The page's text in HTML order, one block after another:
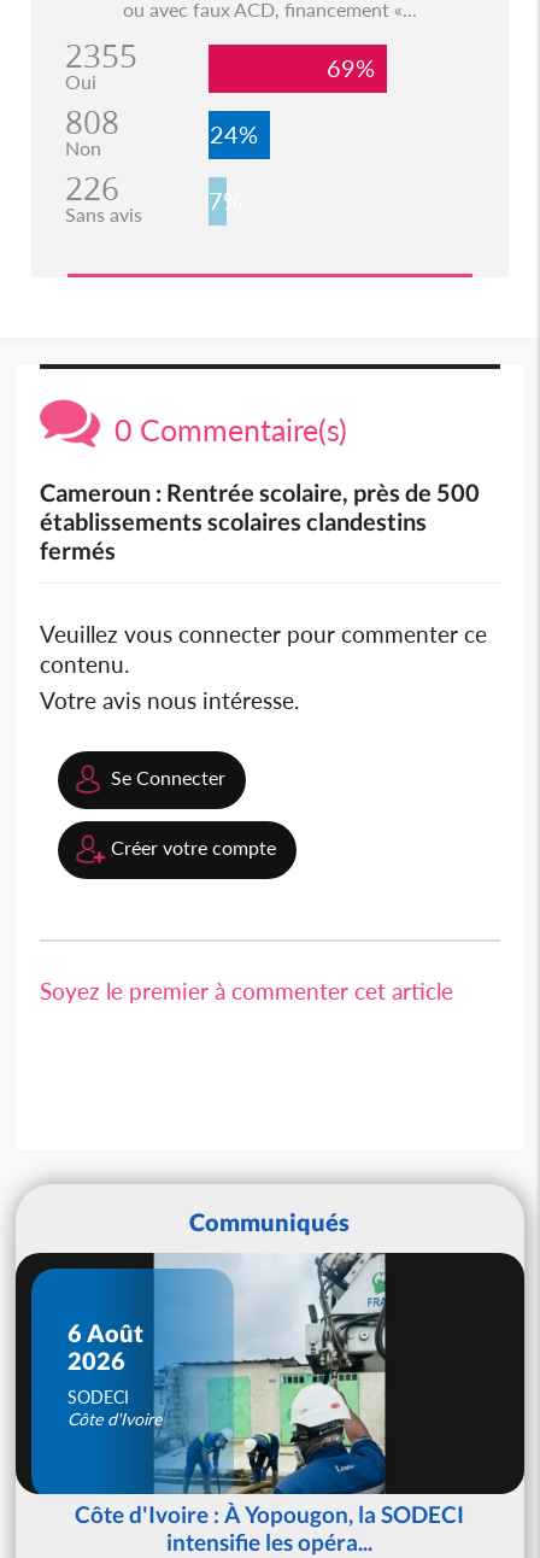
ou avec faux ACD, financement «...
2355
Oui 69%
808
Non 24%
226
Sans avis 7%
0 Commentaire(s)
Cameroun : Rentrée scolaire, près de 500
établissements scolaires clandestins
fermés
Veuillez vous connecter pour commenter ce
contenu.
Votre avis nous intéresse.
Se Connecter
Créer votre compte
Soyez le premier à commenter cet article
Communiqués
6 Août
2026
SODECI
Côte d'Ivoire
Côte d'Ivoire : À Yopougon, la SODECI
intensifie les opéra...